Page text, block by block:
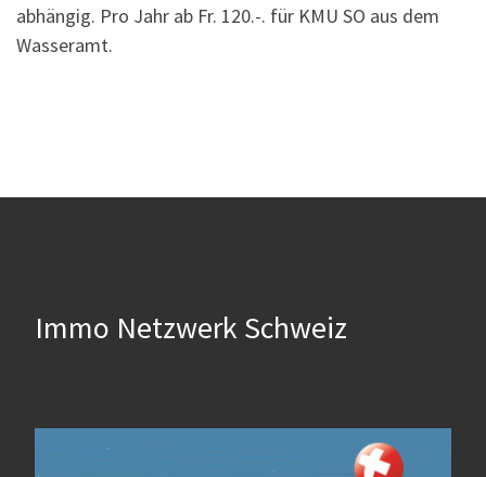
abhängig. Pro Jahr ab Fr. 120.-. für KMU SO aus dem
Wasseramt.
Immo Netzwerk Schweiz